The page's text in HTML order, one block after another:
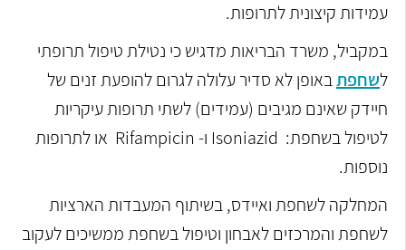
עמידות קיצונית לתרופות.
במקביל, משרד הבריאות מדגיש כי נטילת טיפול תרופתי
לשחפתבאופן לא סדיר עלולה לגרום להופעת זנים של
חיידק שאינם מגיבים (עמידים) לשתי תרופות עיקריות
לטיפול בשחפת: Isoniazid ו- Rifampicin או לתרופות
נוספות.
המחלקה לשחפת ואיידס, בשיתוף המעבדות הארציות
לשחפת והמרכזים לאבחון וטיפול בשחפת ממשיכים לעקוב